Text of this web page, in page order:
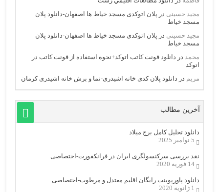
مجید حسینی در پلان اتوکدی مسجد خیاط ها اصفهان-دانلود پلان
مسجد خیاط
مجید حسینی در پلان اتوکدی مسجد خیاط ها اصفهان-دانلود پلان
مسجد خیاط
محمد در دانلود فونت کاتب اتوکد+نحوه استفاده از فونت کاتب در
اتوکد
مریم در دانلود پلان کدی خانه اشیدری-نما و برش خانه اشیدری کرمان
آخرین مطالب
دانلود تحلیل کامل برج میلاد
5 نوامبر 2025
نقد بررسی سرکنسولگری ایران در فرانکفورت-اختصاصی
14 فوریه 2020
دانلود پاورپوینت رایگان اقلیم معتدل و مرطوب-اختصاصی
1 ژانویه 2020